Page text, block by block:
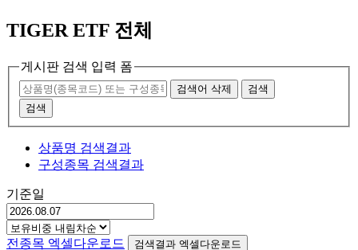
TIGER ETF 전체
게시판 검색 입력 폼
검색어 삭제
검색
검색
상품명 검색결과
구성종목 검색결과
기준일
전종목 엑셀다운로드 검색결과 엑셀다운로드